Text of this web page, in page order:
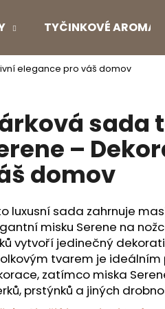
TYČINKOVÉ AROMA
elegance pro váš domov
sada
–
domov
luxusní sada zahrnuje
misku Serene na
vytvoří jedinečný
tvarem je
zatímco miska
prstýnků a jiných
HLEDAT